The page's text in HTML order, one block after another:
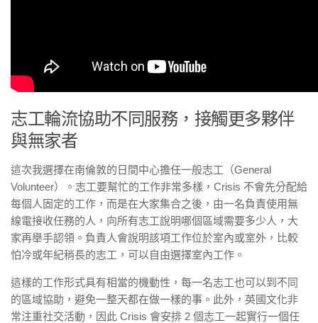
志工輪流協助不同服務，接觸更多夥伴
與無家者
這次我選擇在南倫敦的日間中心擔任一般志工（General
Volunteer）。志工要幫忙的工作非常多樣，Crisis 不會先分配給
每個人固定的工作，而是在大家集合之後，由一名負責使用無
線電接收任務的人，向所有志工說明哪個區域需要多少人，大
家再舉手認領。負責人會說明該項工作位於室內或室外，比較
怕冷或年紀稍長的志工，可以自由選擇室內工作。
這樣的工作形式具有相當的機動性，每一名志工也可以到不同
的區域協助，避免一整天都在做一樣的事。此外，英國文化非
常注重社交活動，因此 Crisis 會安排 2 個志工一起實行一個任